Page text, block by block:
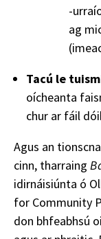
-
ag
Tacú le
oícheanta
chur ar fáil
Agus an
cinn, tharraing
idirnáisiúnta ó
for Community
don bhfeabhsú